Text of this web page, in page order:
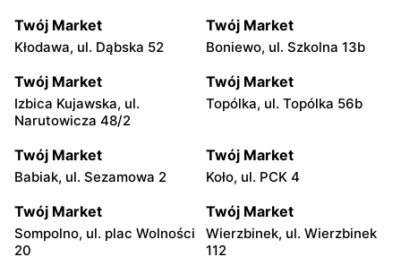
Twój Market
Kłodawa, ul. Dąbska 52
Twój Market
Boniewo, ul. Szkolna 13b
Twój Market
Izbica Kujawska, ul.
Narutowicza 48/2
Twój Market
Topólka, ul. Topólka 56b
Twój Market
Babiak, ul. Sezamowa 2
Twój Market
Koło, ul. PCK 4
Twój Market
Sompolno, ul. plac Wolności
20
Twój Market
Wierzbinek, ul. Wierzbinek
112